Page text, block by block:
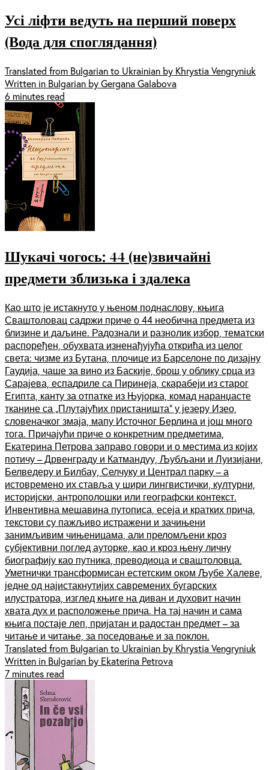
Усі ліфти ведуть на перший поверх
(Вода для споглядання)
Translated from Bulgarian to Ukrainian by Khrystia Vengryniuk
Written in Bulgarian by Gergana Galabova
6 minutes read
Шукачі чогось: 44 (не)звичайні
предмети зблизька і здалека
Као што је истакнуто у њеном поднаслову, књига
Сваштоловац садржи приче о 44 необична предмета из
близине и даљине. Радознали и разнолик избор, тематски
распоређен, обухвата изненађујућа открића из целог
света: чизме из Бутана, плочице из Барселоне по дизајну
Гаудија, чаше за вино из Баскије, брош у облику срца из
Сарајева, еспадриле са Пиринеја, скарабеји из старог
Египта, канту за отпатке из Њујорка, комад наранџасте
тканине са „Плутајућих пристаништа“ у језеру Изео,
словеначког змаја, мапу Источног Берлина и још много
тога. Причајући приче о конкретним предметима,
Екатерина Петрова заправо говори и о местима из којих
потичу – Дрвенграду и Катмандуу, Љубљани и Луизијани,
Белведеру и Билбау, Селчуку и Централ парку – а
истовремено их ставља у шири лингвистички, културни,
историјски, антрополошки или географски контекст.
Инвентивна мешавина путописа, есеја и кратких прича,
текстови су пажљиво истражени и зачињени
занимљивим чињеницама, али преломљени кроз
субјективни поглед ауторке, као и кроз њену личну
биографију као путника, преводиоца и сваштоловца.
Уметнички трансформисан естетским оком Љубе Халеве,
једне од најистакнутијих савремених бугарских
илустратора, изглед књиге на диван и духовит начин
хвата дух и расположење прича. На тај начин и сама
књига постаје леп, пријатан и радостан предмет – за
читање и читање, за поседовање и за поклон.
Translated from Bulgarian to Ukrainian by Khrystia Vengryniuk
Written in Bulgarian by Ekaterina Petrova
7 minutes read